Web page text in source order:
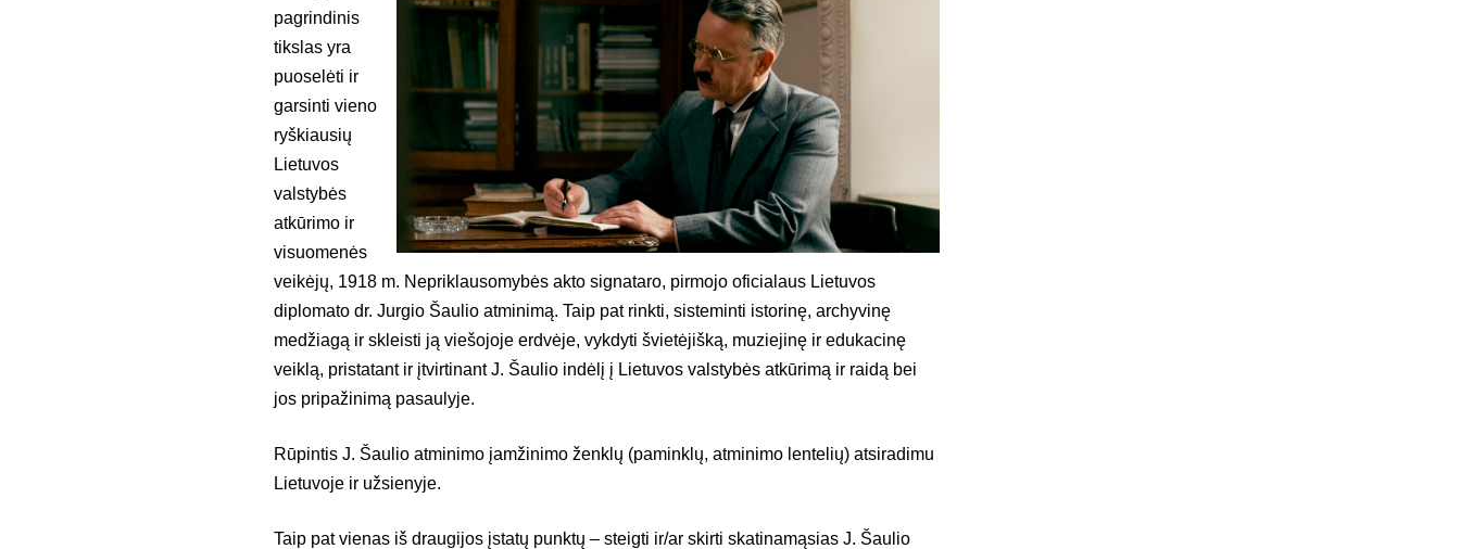
pagrindinis
tikslas yra
puoselėti ir
garsinti vieno
ryškiausių
Lietuvos
valstybės
atkūrimo ir
visuomenės
veikėjų, 1918 m. Nepriklausomybės akto signataro, pirmojo oficialaus Lietuvos
diplomato dr. Jurgio Šaulio atminimą. Taip pat rinkti, sisteminti istorinę, archyvinę
medžiagą ir skleisti ją viešojoje erdvėje, vykdyti švietėjišką, muziejinę ir edukacinę
veiklą, pristatant ir įtvirtinant J. Šaulio indėlį į Lietuvos valstybės atkūrimą ir raidą bei
jos pripažinimą pasaulyje.
Rūpintis J. Šaulio atminimo įamžinimo ženklų (paminklų, atminimo lentelių) atsiradimu
Lietuvoje ir užsienyje.
Taip pat vienas iš draugijos įstatų punktų – steigti ir/ar skirti skatinamąsias J. Šaulio